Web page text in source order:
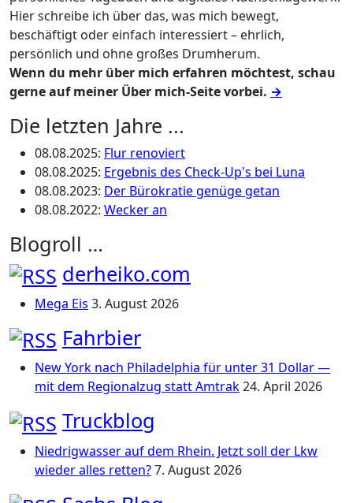
Hier schreibe ich über das, was mich bewegt,
beschäftigt oder einfach interessiert – ehrlich,
persönlich und ohne großes Drumherum.
Wenn du mehr über mich erfahren möchtest, schau
gerne auf meiner Über mich-Seite vorbei. →
Die letzten Jahre ...
08.08.2025: Flur renoviert
08.08.2025: Ergebnis des Check-Up's bei Luna
08.08.2023: Der Bürokratie genüge getan
08.08.2022: Wecker an
Blogroll …
derheiko.com
Mega Eis 3. August 2026
Fahrbier
New York nach Philadelphia für unter 31 Dollar —
mit dem Regionalzug statt Amtrak24. April 2026
Truckblog
Niedrigwasser auf dem Rhein. Jetzt soll der Lkw
wieder alles retten?7. August 2026